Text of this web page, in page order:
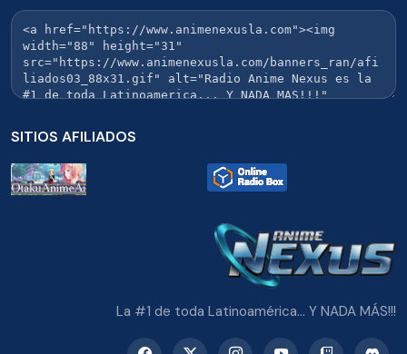
SITIOS AFILIADOS
La #1 de toda Latinoamérica... Y NADA MÁS!!!